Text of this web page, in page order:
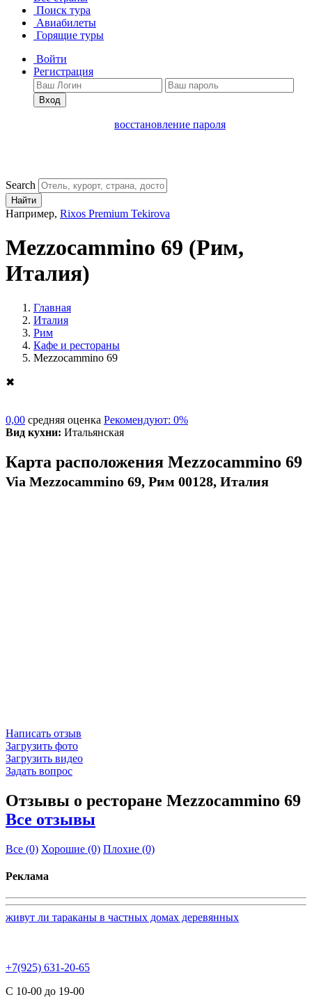
Поиск тура
Авиабилеты
Горящие туры
Войти
Регистрация
Вход
восстановление пароля
Search
Найти
Например, Rixos Premium Tekirova
Mezzocammino 69 (Рим,
Италия)
Главная
Италия
Рим
Кафе и рестораны
Mezzocammino 69
✖
0,00 средняя оценка Рекомендуют: 0%
Вид кухни: Итальянская
Карта расположения Mezzocammino 69
Via Mezzocammino 69, Рим 00128, Италия
Написать отзыв
Загрузить фото
Загрузить видео
Задать вопрос
Отзывы о ресторане Mezzocammino 69
Все отзывы
Все (0) Хорошие (0) Плохие (0)
Реклама
живут ли тараканы в частных домах деревянных
+7(925) 631-20-65
С 10-00 до 19-00